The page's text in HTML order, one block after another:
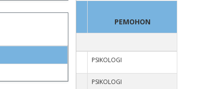
PEMOHON
RUANG RAPAT DEKANAT PSIKOLOGI
RUANG SERBAGUNA PSIKOLOGI